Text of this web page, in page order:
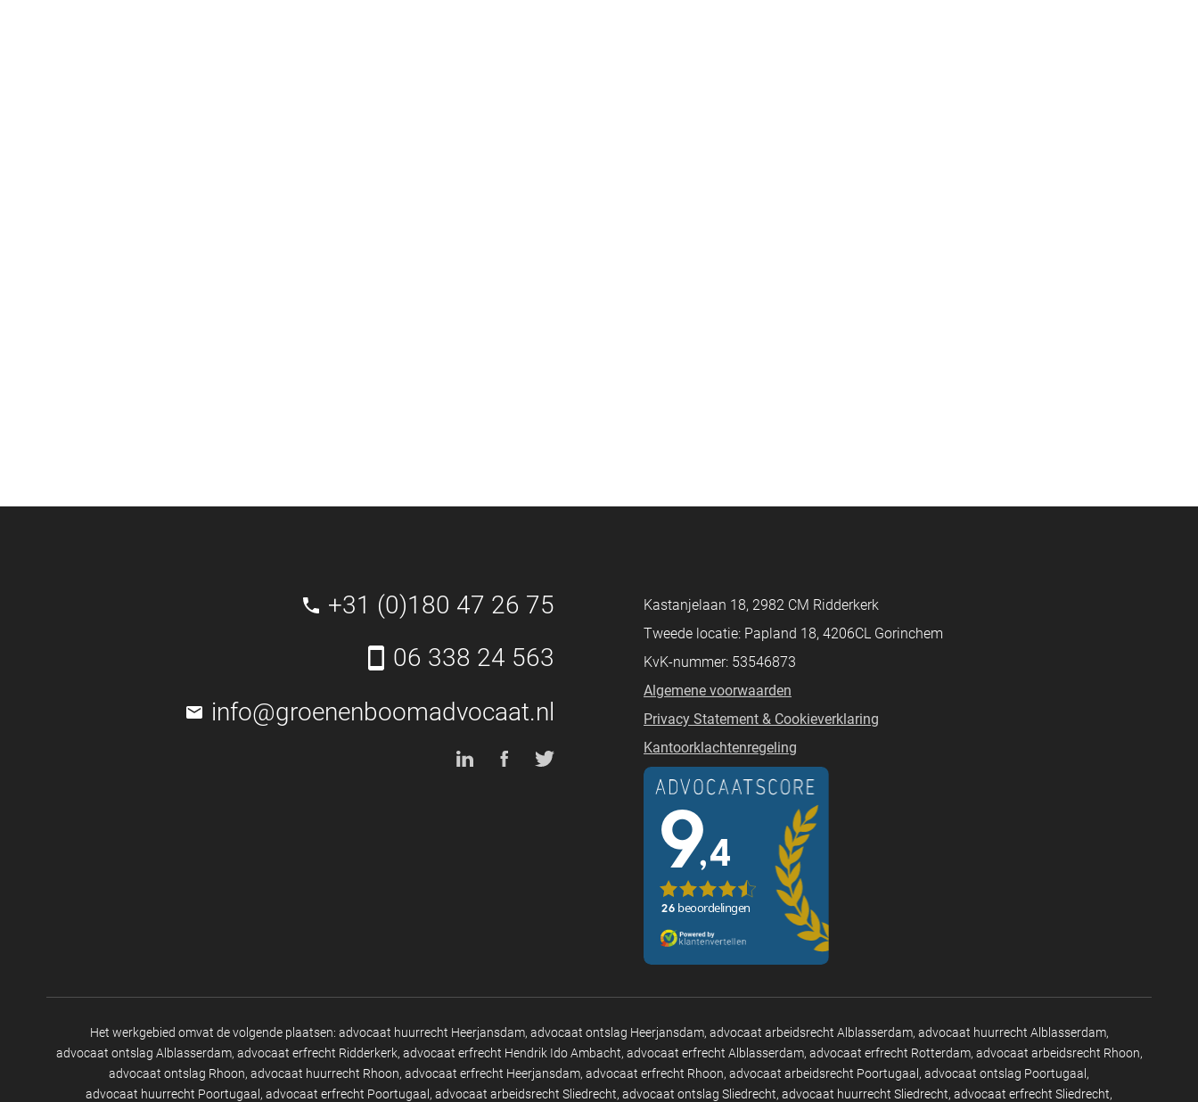
+31 (0)180 47 26 75
06 338 24 563
info@groenenboomadvocaat.nl
Kastanjelaan 18, 2982 CM Ridderkerk
Tweede locatie: Papland 18, 4206CL Gorinchem
KvK-nummer: 53546873
Algemene voorwaarden
Privacy Statement & Cookieverklaring
Kantoorklachtenregeling
Het werkgebied omvat de volgende plaatsen: advocaat huurrecht Heerjansdam advocaat ontslag Heerjansdam advocaat arbeidsrecht Alblasserdam advocaat huurrecht Alblasserdam
advocaat ontslag Alblasserdam advocaat erfrecht Ridderkerk advocaat erfrecht Hendrik Ido Ambacht advocaat erfrecht Alblasserdam advocaat erfrecht Rotterdam advocaat arbeidsrecht Rhoon
advocaat ontslag Rhoon advocaat huurrecht Rhoon advocaat erfrecht Heerjansdam advocaat erfrecht Rhoon advocaat arbeidsrecht Poortugaal
advocaat ontslag Poortugaal
advocaat huurrecht Poortugaal
advocaat erfrecht Poortugaal advocaat arbeidsrecht Sliedrecht advocaat ontslag Sliedrecht advocaat huurrecht Sliedrecht advocaat erfrecht Sliedrecht